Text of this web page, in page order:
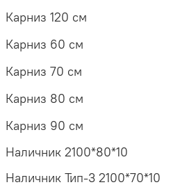
Карниз 120 см
Карниз 60 см
Карниз 70 см
Карниз 80 см
Карниз 90 см
Наличник 2100*80*10
Наличник Тип-3 2100*70*10